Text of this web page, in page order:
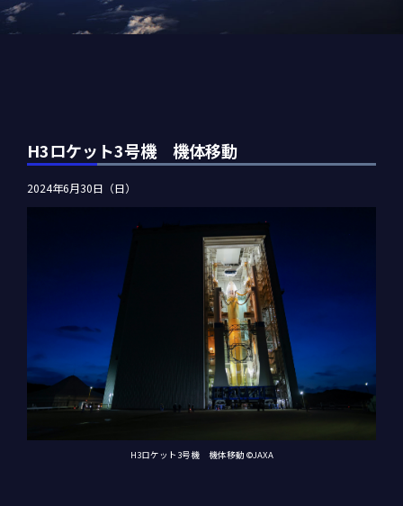
H3ロケット3号機 機体移動
2024年6月30日（日）
H3ロケット3号機 機体移動 ©JAXA